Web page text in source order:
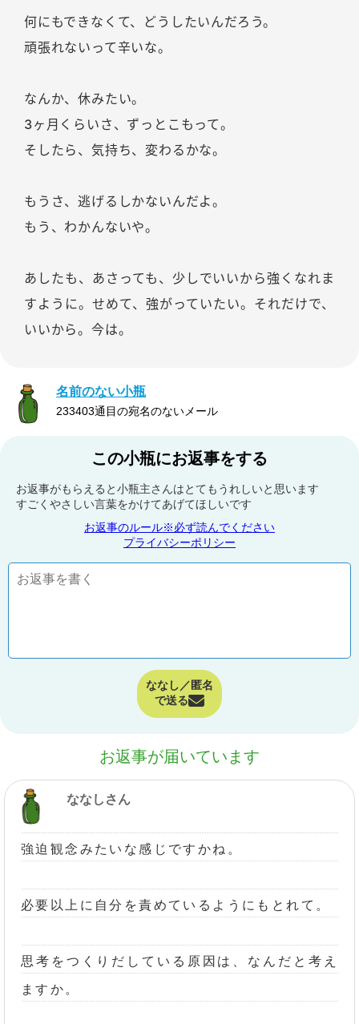
何にもできなくて、どうしたいんだろう。
頑張れないって辛いな。
なんか、休みたい。
3ヶ月くらいさ、ずっとこもって。
そしたら、気持ち、変わるかな。
もうさ、逃げるしかないんだよ。
もう、わかんないや。
あしたも、あさっても、少しでいいから強くなれま
すように。せめて、強がっていたい。それだけで、
いいから。今は。
名前のない小瓶
233403通目の宛名のないメール
この小瓶にお返事をする
お返事がもらえると小瓶主さんはとてもうれしいと思います
すごくやさしい言葉をかけてあげてほしいです
お返事のルール※必ず読んでください
プライバシーポリシー
ななし／匿名
で送る
お返事が届いています
ななしさん
強迫観念みたいな感じですかね。
必要以上に自分を責めているようにもとれて。
思考をつくりだしている原因は、なんだと考え
ますか。